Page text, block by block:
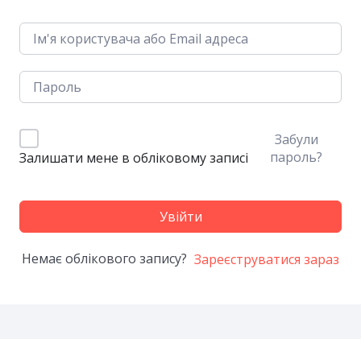
Залишати мене в обліковому записі
Забули
пароль?
Увійти
Немає облікового запису? Зареєструватися зараз